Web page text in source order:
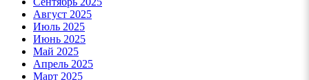
Август 2025
Июль 2025
Июнь 2025
Май 2025
Апрель 2025
Март 2025